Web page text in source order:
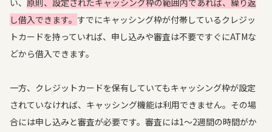
い、 原則、設定されたキャッシング枠の範囲内であれば、繰り返
し借入できます。 すでにキャッシング枠が付帯しているクレジッ
トカードを持っていれば、申し込みや審査は不要ですぐにATMな
どから借入できます。
一方、クレジットカードを保有していてもキャッシング枠が設定
されていなければ、キャッシング機能は利用できません。その場
合には申し込みと審査が必要です。審査には1～2週間の時間がか